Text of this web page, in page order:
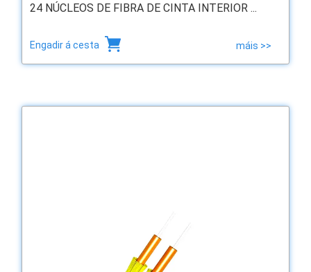
24 NÚCLEOS DE FIBRA DE CINTA INTERIOR ...
Engadir á cesta máis >>